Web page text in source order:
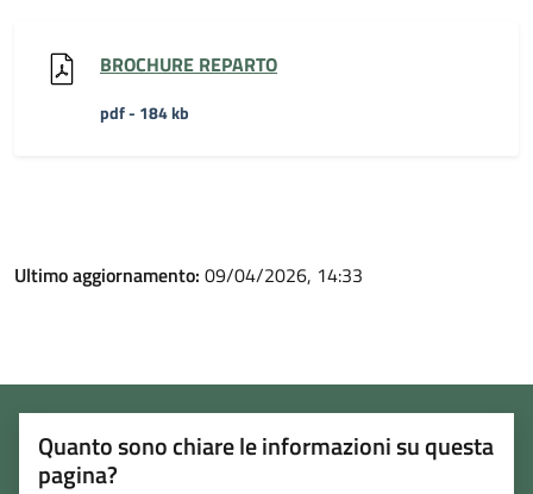
BROCHURE REPARTO
pdf - 184 kb
Ultimo aggiornamento: 09/04/2026, 14:33
Quanto sono chiare le informazioni su questa
pagina?